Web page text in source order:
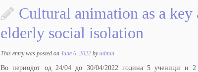
Cultural animation as a key
elderly social isolation
This entry was posted onJune 6, 2022 byadmin
Во периодот од 24/04 до 30/04/2022 година 5 ученици и 2